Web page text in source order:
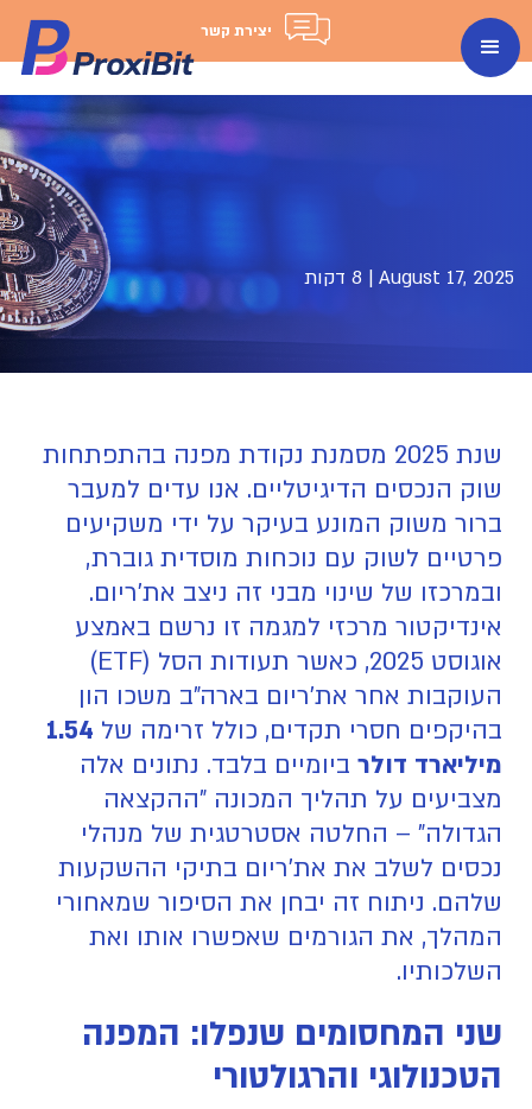
יצירת קשר
August 17, 2025
| 8 דקות
שנת 2025 מסמנת נקודת מפנה בהתפתחות
שוק הנכסים הדיגיטליים. אנו עדים למעבר
ברור משוק המונע בעיקר על ידי משקיעים
פרטיים לשוק עם נוכחות מוסדית גוברת,
ובמרכזו של שינוי מבני זה ניצב את'ריום.
אינדיקטור מרכזי למגמה זו נרשם באמצע
אוגוסט 2025, כאשר תעודות הסל (ETF)
העוקבות אחר את'ריום בארה"ב משכו הון
בהיקפים חסרי תקדים, כולל זרימה של 1.54
מיליארד דולר ביומיים בלבד. נתונים אלה
מצביעים על תהליך המכונה "ההקצאה
הגדולה" – החלטה אסטרטגית של מנהלי
נכסים לשלב את את'ריום בתיקי ההשקעות
שלהם. ניתוח זה יבחן את הסיפור שמאחורי
המהלך, את הגורמים שאפשרו אותו ואת
השלכותיו.
שני המחסומים שנפלו: המפנה
הטכנולוגי והרגולטורי